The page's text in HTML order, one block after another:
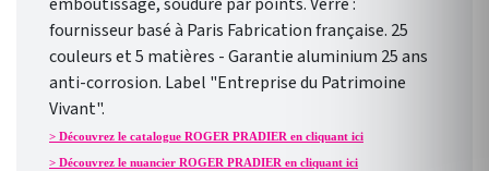
fournisseur basé à Paris Fabrication française. 25
couleurs et 5 matières - Garantie aluminium 25 ans
anti-corrosion. Label "Entreprise du Patrimoine
Vivant".
> Découvrez le catalogue ROGER PRADIER en cliquant ici
> Découvrez le nuancier ROGER PRADIER en cliquant ici